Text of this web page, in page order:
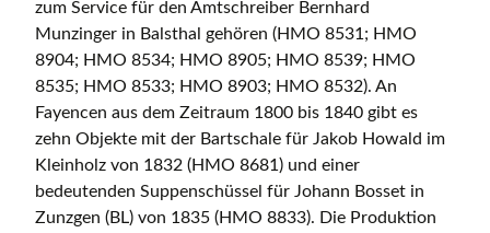
zum Service für den Amtschreiber Bernhard
Munzinger in Balsthal gehören (HMO 8531; HMO
8904; HMO 8534; HMO 8905; HMO 8539; HMO
8535; HMO 8533; HMO 8903; HMO 8532). An
Fayencen aus dem Zeitraum 1800 bis 1840 gibt es
zehn Objekte mit der Bartschale für Jakob Howald im
Kleinholz von 1832 (HMO 8681) und einer
bedeutenden Suppenschüssel für Johann Bosset in
Zunzgen (BL) von 1835 (HMO 8833). Die Produktion